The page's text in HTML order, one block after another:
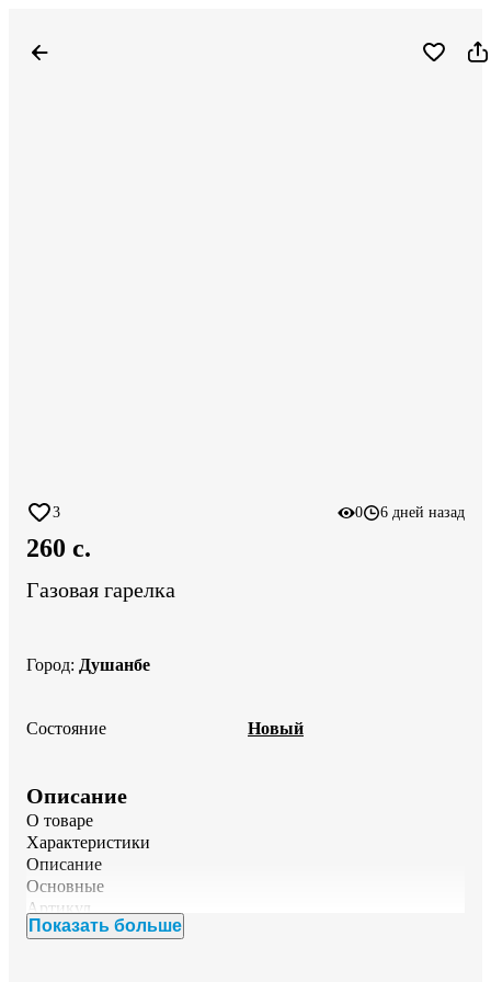
3 0 6 дней назад
260 c.
Газовая гарелка
Город: Душанбе
Состояние Новый
Описание
О товаре
Характеристики
Описание
Основные
Артикул
Основная информация
Показать больше